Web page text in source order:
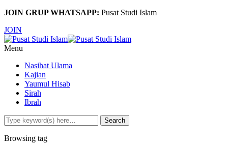
JOIN GRUP WHATSAPP: Pusat Studi Islam
JOIN
Menu
Nasihat Ulama
Kajian
Yaumul Hisab
Sirah
Ibrah
Browsing tag